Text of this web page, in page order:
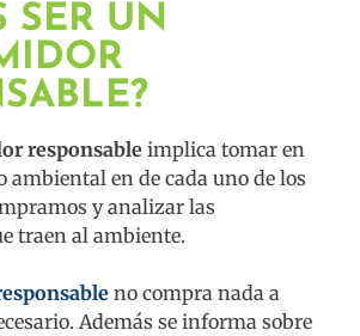
SER UN
responsable implica tomar en
ambiental en de cada uno de los
y analizar las
traen al ambiente.
no compra nada a
Además se informa sobre